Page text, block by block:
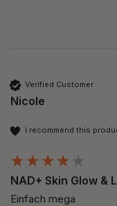
Verified Customer
Nicole
I recommend this
NAD+ Skin Glow &
Einfach mega